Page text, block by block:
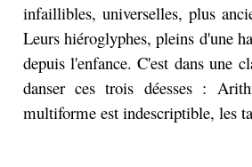
infaillibles, universelles, plus
Leurs hiéroglyphes, pleins d'une
depuis l'enfance. C'est dans
danser ces trois déesses :
multiforme est indescriptible, les